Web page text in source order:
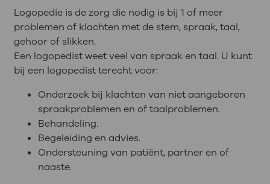
Logopedie is de zorg die nodig is bij 1 of meer
problemen of klachten met de stem, spraak, taal,
gehoor of slikken.
Een logopedist weet veel van spraak en taal. U kunt
bij een logopedist terecht voor:
Onderzoek bij klachten van niet aangeboren
spraakproblemen en of taalproblemen.
Behandeling.
Begeleiding en advies.
Ondersteuning van patiënt, partner en of
naaste.